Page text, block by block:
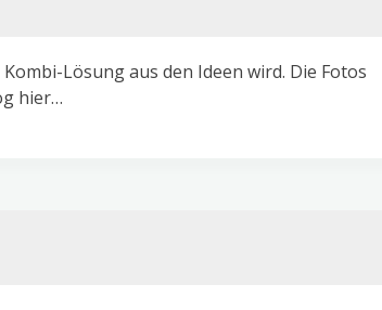
Lösung aus den Ideen wird. Die Fotos
hier…